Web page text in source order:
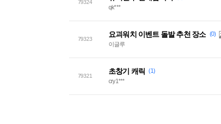
79324
qk***
79323
요괴워치 이벤트 돌발 추천 장소 (0)
이글루
79321
초창기 캐릭
(1)
cry1***